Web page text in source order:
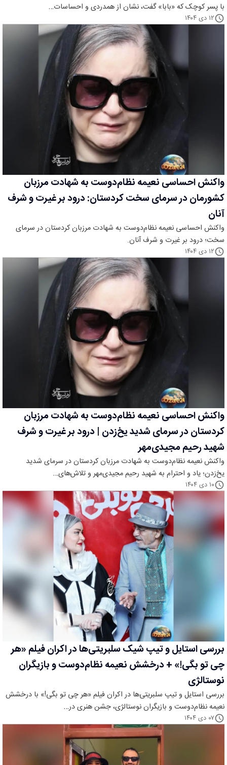
با پسر کوچک که «بابا» گفت، نشان از همدردی و احساسات…
۱۲ دی ۱۴۰۴
واکنش احساسی نعیمه نظام‌دوست به شهادت مرزبان
کشورمان در سرمای سخت کردستان: درود بر غیرت و شرف
آنان
واکنش احساسی نعیمه نظام‌دوست به شهادت مرزبان کردستان در سرمای
سخت؛ درود بر غیرت و شرف آنان.
۱۲ دی ۱۴۰۴
واکنش احساسی نعیمه نظام‌دوست به شهادت مرزبان
کردستان در سرمای شدید یخ‌زدن | درود بر غیرت و شرف
شهید رحیم مجیدی‌مهر
واکنش نعیمه نظام‌دوست به شهادت مرزبان کردستان در سرمای شدید
یخ‌زدن؛ یاد و احترام به شهید رحیم مجیدی‌مهر و تلاش‌های…
۱۰ دی ۱۴۰۴
بررسی استایل و تیپ شیک سلبریتی‌ها در اکران فیلم «هر
چی تو بگی!» + درخشش نعیمه نظام‌دوست و بازیگران
نوستالژی
بررسی استایل و تیپ سلبریتی‌ها در اکران فیلم «هر چی تو بگی!» با درخشش
نعیمه نظام‌دوست و بازیگران نوستالژی، جشن هنری در…
۰۷ دی ۱۴۰۴